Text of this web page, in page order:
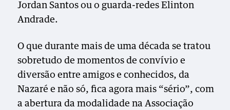
Jordan Santos ou o guarda-redes Elinton
Andrade.
O que durante mais de uma década se tratou
sobretudo de momentos de convívio e
diversão entre amigos e conhecidos, da
Nazaré e não só, fica agora mais “sério”, com
a abertura da modalidade na Associação